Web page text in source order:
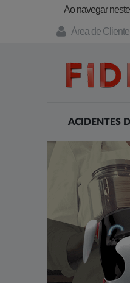
Ao navegar
Área de
ACIDENTES